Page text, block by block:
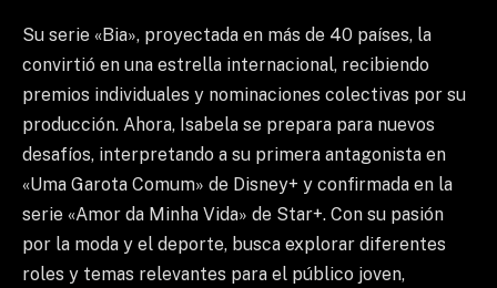
Su serie «Bia», proyectada en más de 40 países, la
convirtió en una estrella internacional, recibiendo
premios individuales y nominaciones colectivas por su
producción. Ahora, Isabela se prepara para nuevos
desafíos, interpretando a su primera antagonista en
«Uma Garota Comum» de Disney+ y confirmada en la
serie «Amor da Minha Vida» de Star+. Con su pasión
por la moda y el deporte, busca explorar diferentes
roles y temas relevantes para el público joven,